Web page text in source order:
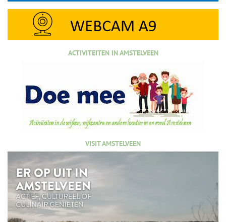
ACTIVITEITEN IN AMSTELVEEN
VISIT AMSTELVEEN